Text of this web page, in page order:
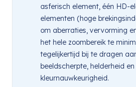
asferisch element, één HD-
elementen (hoge
om aberraties, vervorming
het hele zoombereik te
tegelijkertijd bij te dragen
beeldscherpte, helderheid en
kleurnauwkeurigheid.